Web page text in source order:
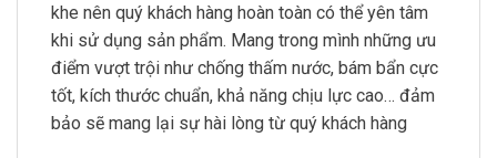
khe nên quý khách hàng hoàn toàn có thể yên tâm
khi sử dụng sản phẩm. Mang trong mình những ưu
điểm vượt trội như chống thấm nước, bám bẩn cực
tốt, kích thước chuẩn, khả năng chịu lực cao… đảm
bảo sẽ mang lại sự hài lòng từ quý khách hàng